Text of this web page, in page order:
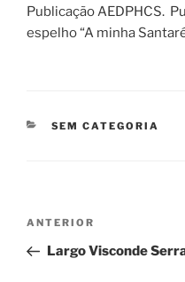
Publicação AEDPHCS.
espelho “A minha
CATEGORIAS
SEM CATEGORIA
Navegação
artigos
Conteúdo
anterior
ANTERIOR
Largo Visconde